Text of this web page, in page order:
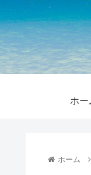
ホー
ホーム